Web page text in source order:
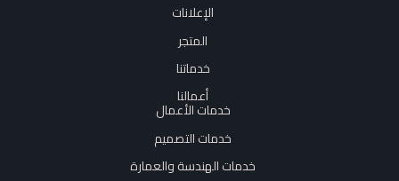
الإعلانات
المتجر
خدماتنا
أعمالنا
خدمات الأعمال
خدمات التصميم
خدمات الهندسة والعمارة